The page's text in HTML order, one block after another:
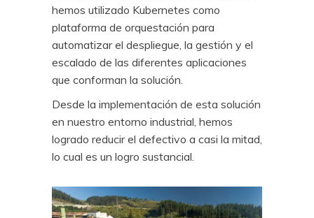
hemos utilizado Kubernetes como
plataforma de orquestación para
automatizar el despliegue, la gestión y el
escalado de las diferentes aplicaciones
que conforman la solución.
Desde la implementación de esta solución
en nuestro entorno industrial, hemos
logrado reducir el defectivo a casi la mitad,
lo cual es un logro sustancial.